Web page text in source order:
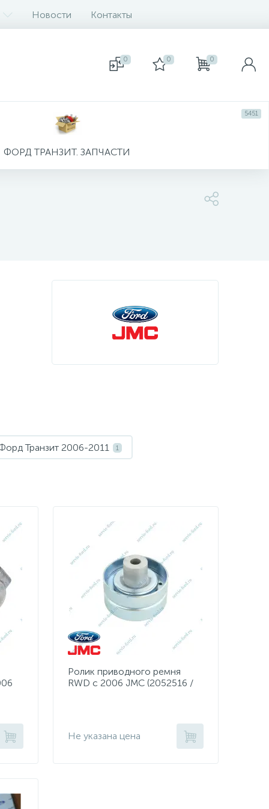
Новости Контакты
0 0 0
ФОРД ТРАНЗИТ. ЗАПЧАСТИ
5451
Транзит 2006-2011 1
Ролик приводного ремня
RWD с 2006 JMC (2052516 /
Не указана цена